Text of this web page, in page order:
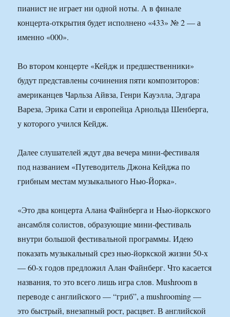
пианист не играет ни одной ноты. А в финале
концерта-открытия будет исполнено «433» № 2 — а
именно «000».
Во втором концерте «Кейдж и предшественники»
будут представлены сочинения пяти композиторов:
американцев Чарльза Айвза, Генри Кауэлла, Эдгара
Вареза, Эрика Сати и европейца Арнольда Шенберга,
у которого учился Кейдж.
Далее слушателей ждут два вечера мини-фестиваля
под названием «Путеводитель Джона Кейджа по
грибным местам музыкального Нью-Йорка».
«Это два концерта Алана Файнберга и Нью-йоркского
ансамбля солистов, образующие мини-фестиваль
внутри большой фестивальной программы. Идею
показать музыкальный срез нью-йоркской жизни 50-х
— 60-х годов предложил Алан Файнберг. Что касается
названия, то это всего лишь игра слов. Mushroom в
переводе с английского — “гриб”, а mushrooming —
это быстрый, внезапный рост, расцвет. В английской